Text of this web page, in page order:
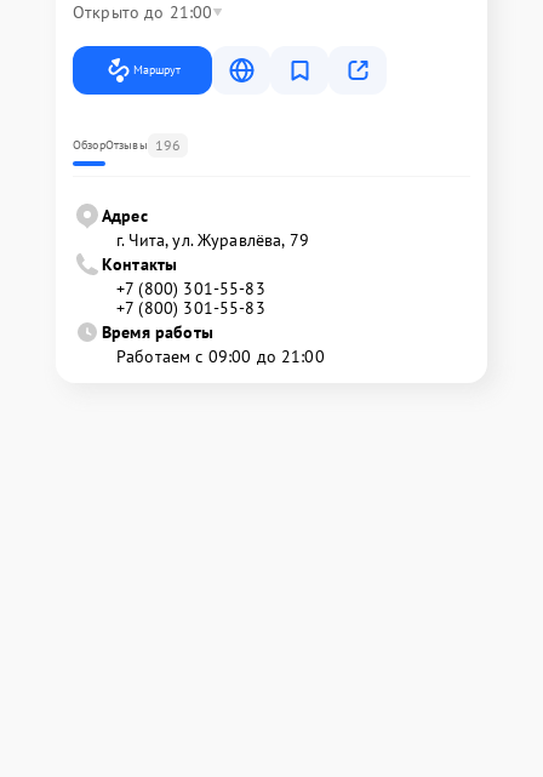
Открыто до 21:00
Маршрут
ОбзорОтзывы 196
Адрес
г. Чита, ул. Журавлёва, 79
Контакты
+7 (800) 301-55-83
+7 (800) 301-55-83
Время работы
Работаем с 09:00 до 21:00